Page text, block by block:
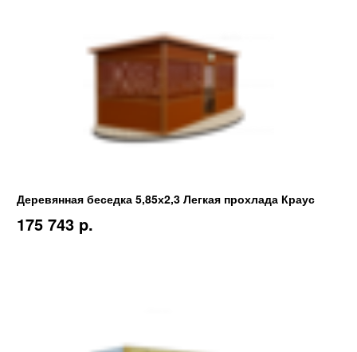
Деревянная беседка 5,85х2,3 Легкая прохлада Краус
175 743 p.